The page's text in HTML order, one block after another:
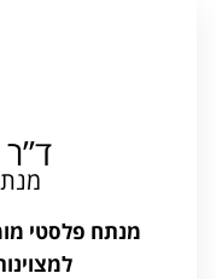
ד”ר
מנתח פלסטי